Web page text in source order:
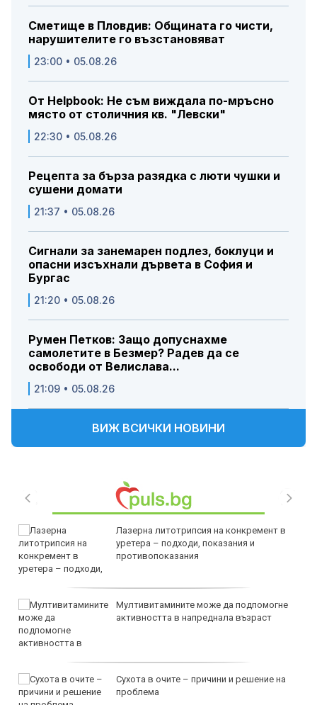
Сметище в Пловдив: Общината го чисти,
нарушителите го възстановяват
23:00 • 05.08.26
От Helpbook: Не съм виждала по-мръсно
място от столичния кв. "Левски"
22:30 • 05.08.26
Рецепта за бърза разядка с люти чушки и
сушени домати
21:37 • 05.08.26
Сигнали за занемарен подлез, боклуци и
опасни изсъхнали дървета в София и
Бургас
21:20 • 05.08.26
Румен Петков: Защо допуснахме
самолетите в Безмер? Радев да се
освободи от Велислава...
21:09 • 05.08.26
ВИЖ ВСИЧКИ НОВИНИ
Лазерна литотрипсия на конкремент в
уретера – подходи, показания и
противопоказания
Мултивитамините може да подпомогне
активността в напреднала възраст
Сухота в очите – причини и решение на
проблема